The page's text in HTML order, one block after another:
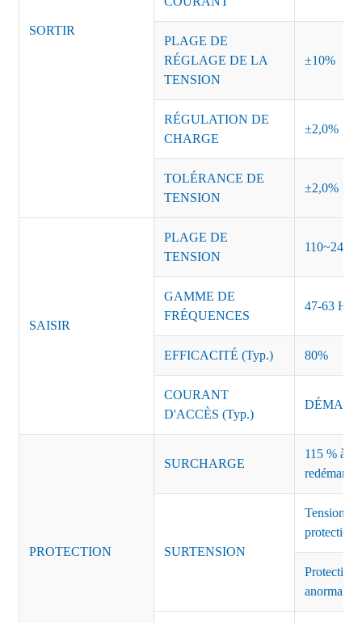
SORTIR
PLAGE DE
RÉGLAGE DE LA
TENSION
±10%
RÉGULATION DE
CHARGE
±2,0%
TOLÉRANCE DE
TENSION
±2,0%
SAISIR
PLAGE DE
TENSION
110~240
GAMME DE
FRÉQUENCES
47-63 Hz
EFFICACITÉ (Typ.) 80%
COURANT
D'ACCÈS (Typ.)
PROTECTION
SURCHARGE
115 % à
SURTENSION
Tension
protection
Protection
anormales